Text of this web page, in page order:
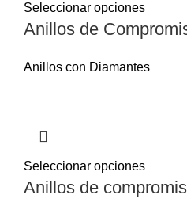
Seleccionar opciones
Anillos de
Anillos con Diamantes
Seleccionar opciones
Anillos de